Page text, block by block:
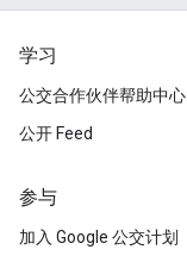
学习
公交合作伙伴帮助中心
公开 Feed
参与
加入 Google 公交计划